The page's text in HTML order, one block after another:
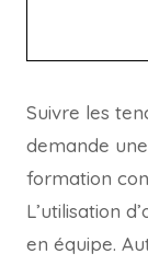
Suivre les
demande
formation
L’utilisation
en équipe.